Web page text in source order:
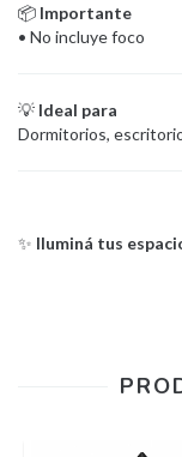
📦 Importante
• No incluye foco
💡 Ideal para
Dormitorios,
✨ Iluminá tus